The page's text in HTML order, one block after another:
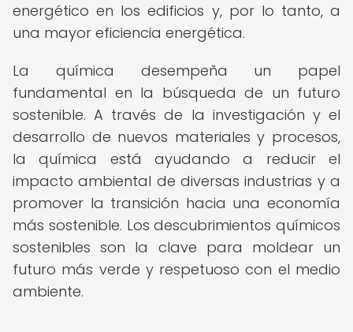
energético en los edificios y, por lo tanto, a
una mayor eficiencia energética.
La química desempeña un papel
fundamental en la búsqueda de un futuro
sostenible. A través de la investigación y el
desarrollo de nuevos materiales y procesos,
la química está ayudando a reducir el
impacto ambiental de diversas industrias y a
promover la transición hacia una economía
más sostenible. Los descubrimientos químicos
sostenibles son la clave para moldear un
futuro más verde y respetuoso con el medio
ambiente.